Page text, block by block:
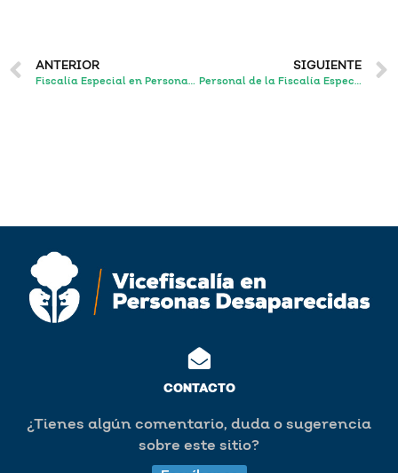
ANTERIOR
Fiscalía Especial en Personas Desaparecidas lleva a proceso al probable responsable del feminicidio de Daniela Esmeralda
SIGUIENTE
Personal de la Fiscalía Especial en Personas Desaparecidas localizó a una joven por la que existía una denuncia por desaparición
CONTACTO
¿Tienes algún comentario, duda o sugerencia
sobre este sitio?